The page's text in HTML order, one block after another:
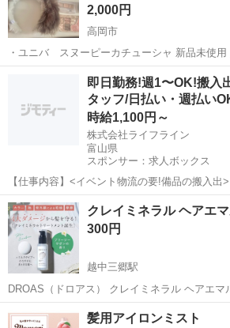
2,000円
高岡市
・ユニバ スヌーピーカチューシャ 新品未使用 定価
ヌ パレットコンシーラー 3色1度ずつ使用しました ・スキン
ー クマシーラークリーム クマ消し 目元用ク
高岡市 メイクアップ ユニバ
即日勤務!週1〜OK!搬入
タッフ/日払い・週払い
時給1,100円～
株式会社ライフライン
富山県
スポンサー：求人ボックス
【仕事内容】<イベント物流の要!備品の搬入出
きたイベント機材や備品を会場内に運び入れた
ラックへ積み込んだり(搬出)するお仕事です。 <
・接客なし&裏方作業!モクモ...
アルバイト・パート
クレイミネラル ヘアエ
300円
越中三郷駅
DROAS（ドロアス） クレイミネラル ヘアエマ
トメント 95g (2~3回使用しました) 去年の秋に
ので使ってみたい方へ 【クレイヘアケア】べたつきにくく、とぅるん
中新川郡 越中三郷駅 ヘアケア
髪用アイロンミスト